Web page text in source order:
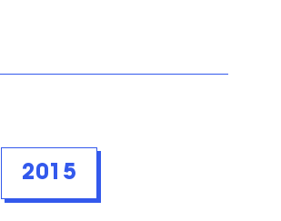
2015